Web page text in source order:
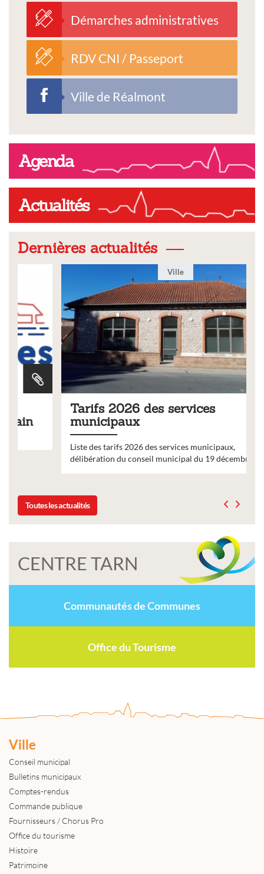
Démarches administratives
RDV CNI / Passeport
Ville de Réalmont
Agenda
Actualités
Dernières actualités
Tarifs 2026 des services
municipaux
Liste des tarifs 2026 des services municipaux,
délibération du conseil municipal du 19 décembre 2025
Toutes les actualités
CENTRE TARN
Communautés de Communes
Office du Tourisme
Ville
Conseil municipal
Bulletins municipaux
Comptes-rendus
Commande publique
Fournisseurs / Chorus Pro
Office du tourisme
Histoire
Patrimoine